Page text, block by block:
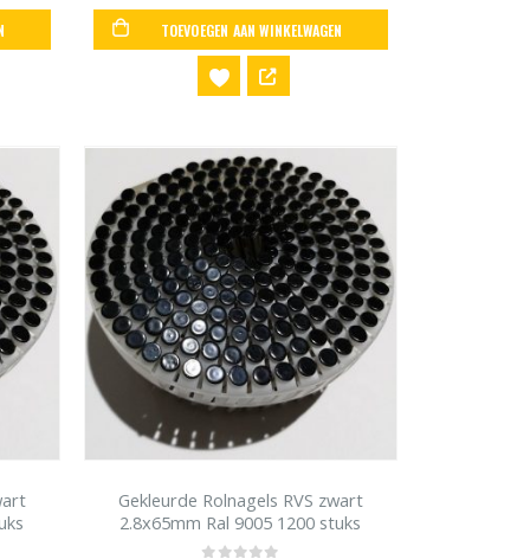
TOEVOEGEN AAN WINKELWAGEN
Gekleurde Rolnagels RVS zwart
2.8x65mm Ral 9005 1200 stuks